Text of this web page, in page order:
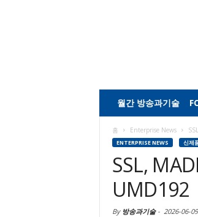
월간 방송과기술
홈 Enterprise News
ENTERPRISE NEWS 신제
SSL,
UMD192
By 방송과기술- 2026-06-09